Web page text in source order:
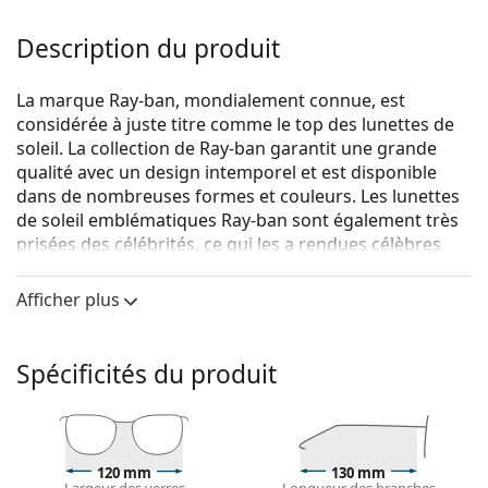
Description du produit
La marque Ray-ban, mondialement connue, est
considérée à juste titre comme le top des lunettes de
soleil. La collection de Ray-ban garantit une grande
qualité avec un design intemporel et est disponible
dans de nombreuses formes et couleurs. Les lunettes
de soleil emblématiques Ray-ban sont également très
prisées des célébrités, ce qui les a rendues célèbres
Ray-Ban Junior RJ9064S 152/13 44
Voyez à quoi vous ressemblez avec ces lunettes de
soleil grâce à la fonction d'essayage virtuel de
Lentiamo.
Monture de lunettes de soleil
Afficher plus
Spécificités du produit
120 mm 130 mm